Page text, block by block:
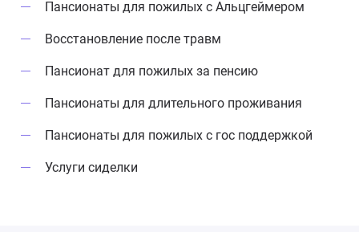
Пансионаты для пожилых с Альцгеймером
Восстановление после травм
Пансионат для пожилых за пенсию
Пансионаты для длительного проживания
Пансионаты для пожилых с гос поддержкой
Услуги сиделки